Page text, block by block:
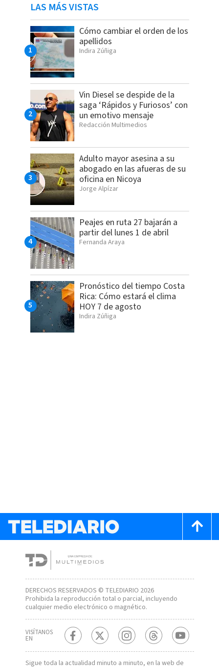
LAS MÁS VISTAS
Cómo cambiar el orden de los
apellidos
Indira Zúñiga
Vin Diesel se despide de la
saga ‘Rápidos y Furiosos’ con
un emotivo mensaje
Redacción Multimedios
Adulto mayor asesina a su
abogado en las afueras de su
oficina en Nicoya
Jorge Alpízar
Peajes en ruta 27 bajarán a
partir del lunes 1 de abril
Fernanda Araya
Pronóstico del tiempo Costa
Rica: Cómo estará el clima
HOY 7 de agosto
Indira Zúñiga
DERECHOS RESERVADOS © TELEDIARIO 2026
Prohibida la reproducción total o parcial, incluyendo
cualquier medio electrónico o magnético.
VISÍTANOS
EN
Sigue toda la actualidad minuto a minuto, en la web de